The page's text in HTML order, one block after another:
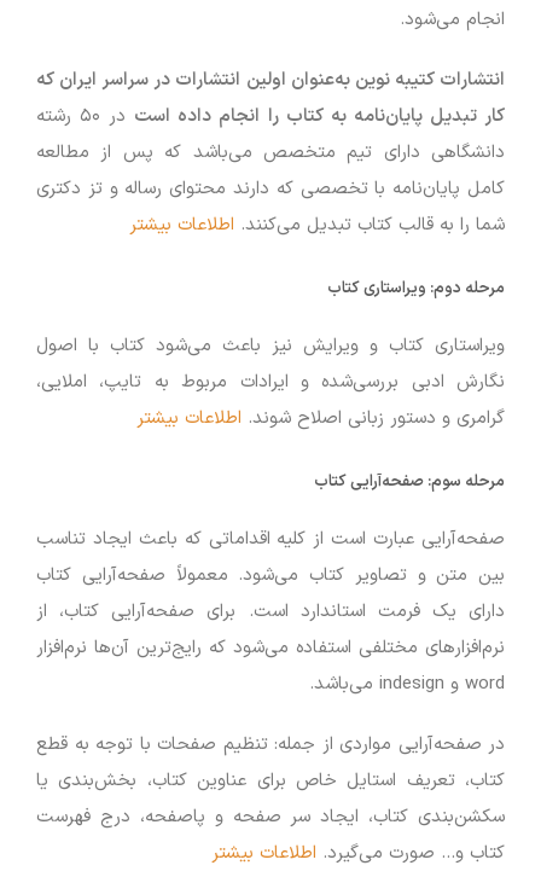
انجام می‌شود.
انتشارات کتیبه نوین به‌عنوان اولین انتشارات در سراسر ایران که
کار تبدیل پایان‌نامه به کتاب را انجام داده است
در ۵۰ رشته
دانشگاهی دارای تیم متخصص می‌باشد که پس از مطالعه
کامل پایان‌نامه با تخصصی که دارند محتوای رساله و تز دکتری
شما را به قالب کتاب تبدیل می‌کنند. اطلاعات بیشتر
مرحله دوم: ویراستاری کتاب
ویراستاری کتاب و ویرایش نیز باعث می‌شود کتاب با اصول
نگارش ادبی بررسی‌شده و ایرادات مربوط به تایپ، املایی،
گرامری و دستور زبانی اصلاح شوند. اطلاعات بیشتر
مرحله سوم: صفحه‌آرایی کتاب
صفحه‌آرایی عبارت است از کلیه اقداماتی که باعث ایجاد تناسب
بین متن و تصاویر کتاب می‌شود. معمولاً صفحه‌آرایی کتاب
دارای یک فرمت استاندارد است. برای صفحه‌آرایی کتاب، از
نرم‌افزارهای مختلفی استفاده می‌شود که رایج‌ترین آن‌ها نرم‌افزار
word و indesign می‌باشد.
در صفحه‌آرایی مواردی از جمله: تنظیم صفحات با توجه به قطع
کتاب، تعریف استایل خاص برای عناوین کتاب، بخش‌بندی یا
سکشن‌بندی کتاب، ایجاد سر صفحه و پاصفحه، درج فهرست
کتاب و… صورت می‌گیرد. اطلاعات بیشتر